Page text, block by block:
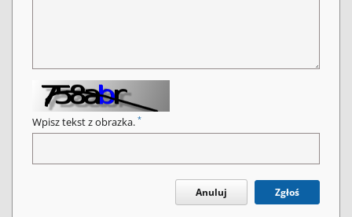
Wpisz tekst z obrazka. *
Anuluj Zgłoś